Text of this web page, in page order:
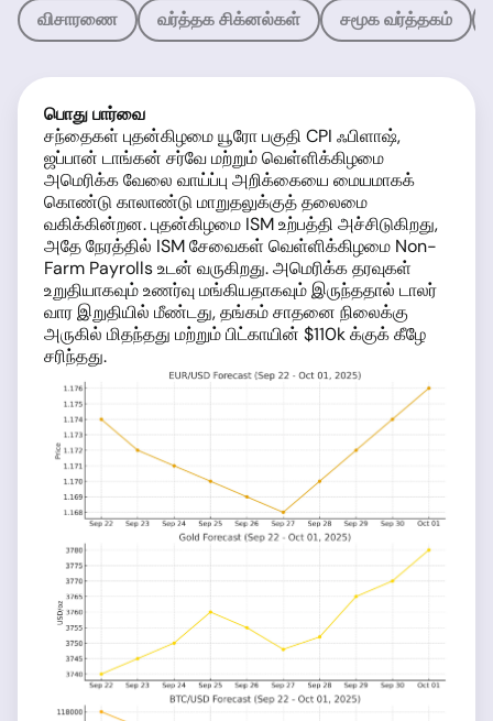
விசாரணை வர்த்தக சிக்னல்கள் சமூக வர்த்தகம்
பொது பார்வை
சந்தைகள் புதன்கிழமை யூரோ பகுதி CPI ஃபிளாஷ்,
ஜப்பான் டாங்கன் சர்வே மற்றும் வெள்ளிக்கிழமை
அமெரிக்க வேலை வாய்ப்பு அறிக்கையை மையமாகக்
கொண்டு காலாண்டு மாறுதலுக்குத் தலைமை
வகிக்கின்றன. புதன்கிழமை ISM உற்பத்தி அச்சிடுகிறது,
அதே நேரத்தில் ISM சேவைகள் வெள்ளிக்கிழமை Non-
Farm Payrolls உடன் வருகிறது. அமெரிக்க தரவுகள்
உறுதியாகவும் உணர்வு மங்கியதாகவும் இருந்ததால் டாலர்
வார இறுதியில் மீண்டது, தங்கம் சாதனை நிலைக்கு
அருகில் மிதந்தது மற்றும் பிட்காயின் $110k க்குக் கீழே
சரிந்தது.